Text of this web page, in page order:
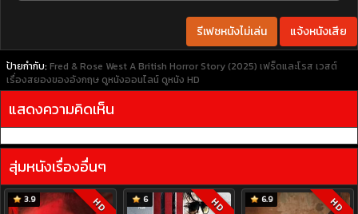
รีเฟชหนังไม่เล่น แจ้งหนังเสีย
ป้ายกำกับ: Fred & Rose West A British Horror Story (2025) เฟร็ดและโรส เวสต์
เรื่องสยองของอังกฤษ ดูหนังออนไลน์ ดูหนัง HD
แสดงความคิดเห็น
สุ่มหนังเรื่องอื่นๆ
3.9 HD 6 HD 6.9 HD